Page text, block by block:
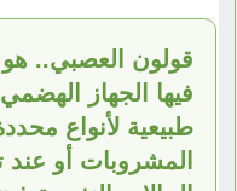
قولون العصبي.. هو
فيها الجهاز
طبيعية لأنواع
المشروبات أو